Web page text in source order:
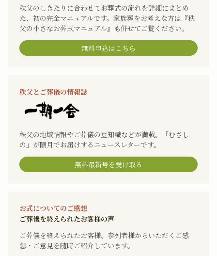
秩父のしきたりに合わせてお葬式の流れを詳細にまとめ
た、初の完全マニュアルです。家族葬をお考えな方は『秩
父の小さなお葬式マニュアル』も併せてご覧ください。
無料申込はこちら
秩父とご葬儀の情報誌
秩父の地域情報やご葬儀の豆知識などが満載。「むさし
の」が隔月でお届けするニュースレターです。
無料最新号を受け取る
お式についてのご感想
ご葬儀を終えられたお客様の声
ご葬儀を終えられたお客様、参列者様からいただくご感
想・ご意見を随時ご紹介しています。